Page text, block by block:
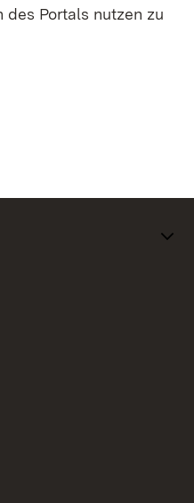
Portals nutzen zu